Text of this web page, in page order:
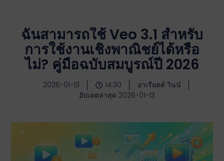
ฉันสามารถใช้ Veo 3.1 สำหรับ
การใช้งานเชิงพาณิชย์ได้หรือ
ไม่? คู่มือฉบับสมบูรณ์ปี 2026
2026-01-13 14:30
อาเรียตต์ วินน์
อัปเดตล่าสุด 2026-01-13